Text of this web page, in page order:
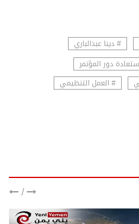
# دينا عبدالباري
دور المؤتمر
# العمل التنظيمي
/